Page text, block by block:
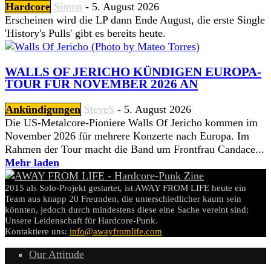
Hardcore Simon - 5. August 2026
Erscheinen wird die LP dann Ende August, die erste Single
'History's Pulls' gibt es bereits heute.
WALLS OF JERICHO KÜNDIGEN EUROPA-
TOUR FÜR NOVEMBER 2026 AN
Ankündigungen SteveS - 5. August 2026
Die US-Metalcore-Pioniere Walls Of Jericho kommen im
November 2026 für mehrere Konzerte nach Europa. Im
Rahmen der Tour macht die Band um Frontfrau Candace...
Mehr laden
2015 als Solo-Projekt gestartet, ist AWAY FROM LIFE heute ein
Team aus knapp 20 Freunden, die unterschiedlicher kaum sein
könnten, jedoch durch mindestens diese eine Sache vereint sind:
Unsere Leidenschaft für Hardcore-Punk.
Kontaktiere uns: info@awayfromlife.com
Our Attitude